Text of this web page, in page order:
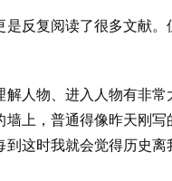
反复阅读了很多文献。
人物、进入人物有非常
上，普通得像昨天刚写
这时我就会觉得历史离